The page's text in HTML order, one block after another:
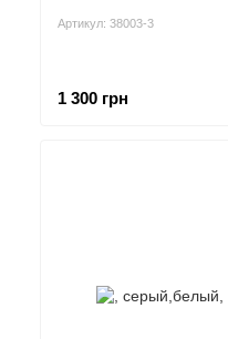
Артикул: 38003-3
1 300 грн